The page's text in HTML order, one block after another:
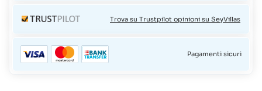
Trova su Trustpilot opinioni su SeyVillas
Pagamenti sicuri